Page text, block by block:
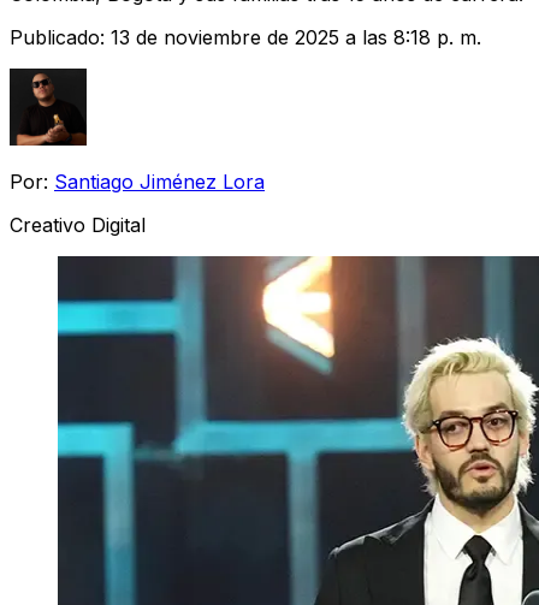
Publicado: 13 de noviembre de 2025 a las 8:18 p. m.
Por: Santiago Jiménez Lora
Creativo Digital